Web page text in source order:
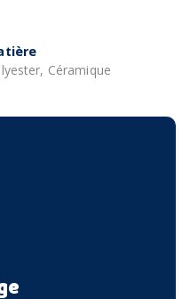
Céramique